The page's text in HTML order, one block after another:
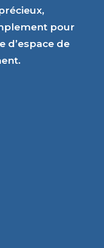
pour
d’espace de